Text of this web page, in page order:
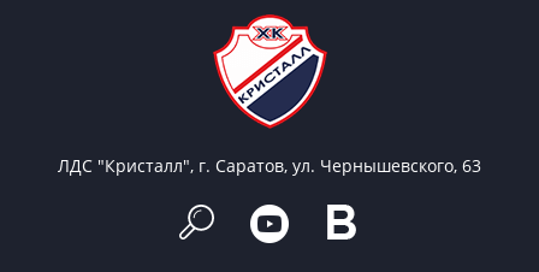
ЛДС "Кристалл", г. Саратов, ул. Чернышевского, 63